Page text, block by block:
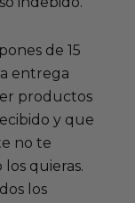
de 15
entrega
productos
y que
no te
quieras.
los